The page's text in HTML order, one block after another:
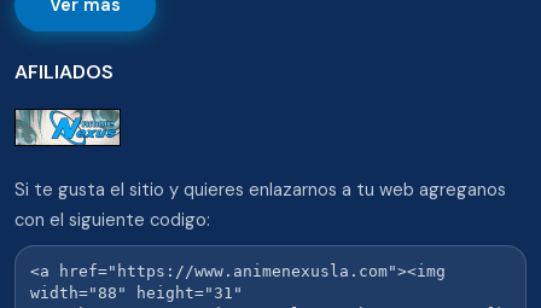
Ver más
AFILIADOS
Si te gusta el sitio y quieres enlazarnos a tu web agreganos
con el siguiente codigo: